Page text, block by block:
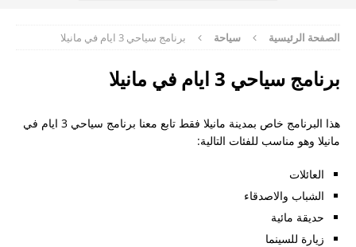
فيزا للفليبين للسوريين
الدول المسموحه لجواز الفلبين
كيف يمكن تقديم طلب on line
إستفسار حول الفيزا بالنسبة للسعوديين
الصفحة الرئيسية سياحة برنامج سياحي 3 ايام في مانيلا
برنامج سياحي 3 ايام في مانيلا
هذا البرنامج خاص بمدينة مانيلا فقط تابع معنا برنامج سياحي 3 ايام في
مانيلا وهو مناسب للفئات التالية:
العائلات
الشباب والاصدقاء
حديقة مائية
زيارة للسينما